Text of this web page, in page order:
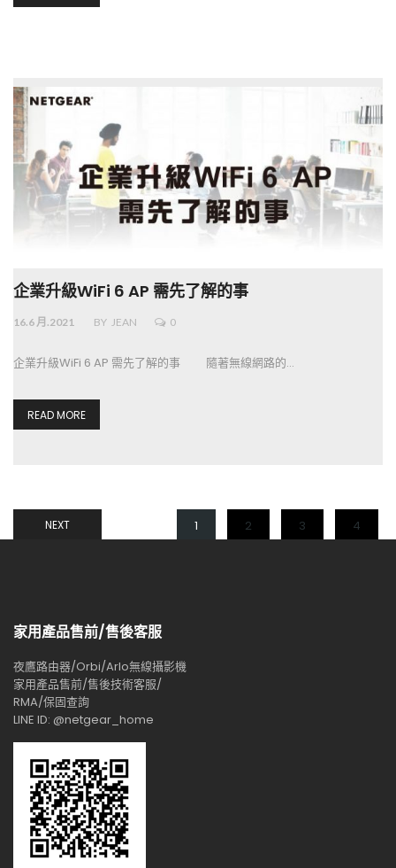
企業升級WiFi 6 AP 需先了解的事
16.6 月.2021 BY JEAN 0
企業升級WiFi 6 AP 需先了解的事 隨著無線網路的…
READ MORE
1 2 3 4
NEXT
家用產品售前/售後客服
夜鷹路由器/Orbi/Arlo無線攝影機
家用產品售前/售後技術客服/
RMA/保固查詢
LINE ID: @netgear_home